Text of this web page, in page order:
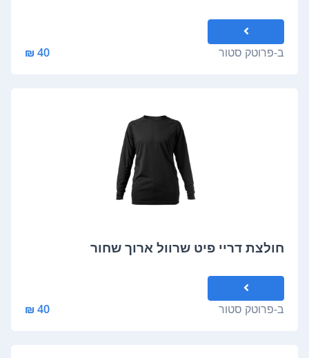
ב-פרוטק סטור 40 ₪
חולצת דריי פיט שרוול ארוך שחור
ב-פרוטק סטור 40 ₪